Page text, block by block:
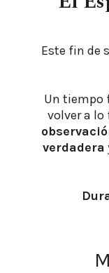
Este fin de
Un tiempo
volver a
verdadera